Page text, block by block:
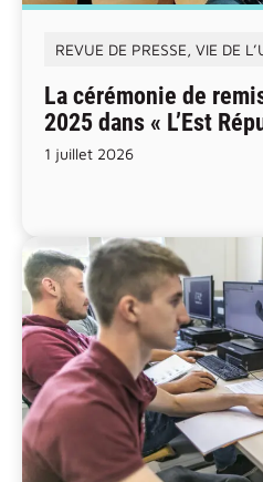
REVUE DE PRESSE, VIE DE
La cérémonie de
2025 dans « L’Est
1 juillet 2026